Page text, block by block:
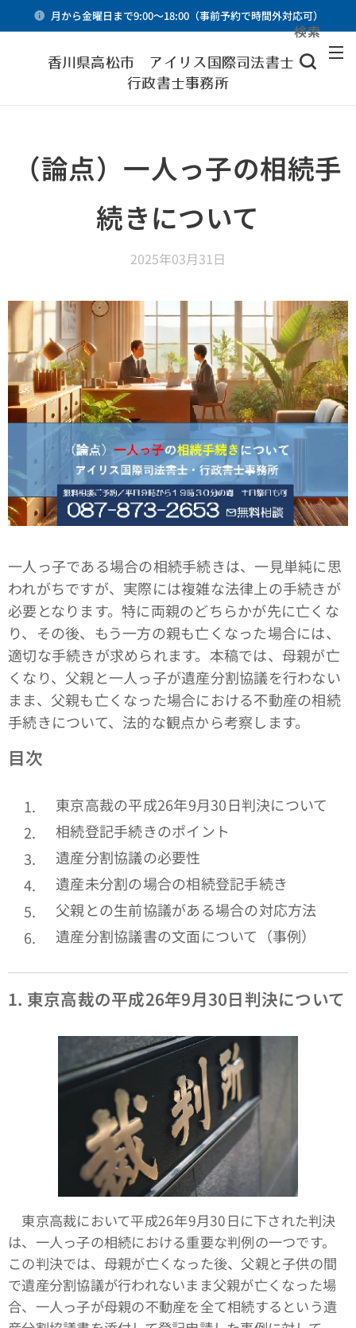
月から金曜日まで9:00～18:00（事前予約で時間外対応可）
香川県高松市 アイリス国際司法書士・
行政書士事務所
検索
（論点）一人っ子の相続手
続きについて
2025年03月31日
一人っ子である場合の相続手続きは、一見単純に思
われがちですが、実際には複雑な法律上の手続きが
必要となります。特に両親のどちらかが先に亡くな
り、その後、もう一方の親も亡くなった場合には、
適切な手続きが求められます。本稿では、母親が亡
くなり、父親と一人っ子が遺産分割協議を行わない
まま、父親も亡くなった場合における不動産の相続
手続きについて、法的な観点から考察します。
目次
東京高裁の平成26年9月30日判決について
相続登記手続きのポイント
遺産分割協議の必要性
遺産未分割の場合の相続登記手続き
父親との生前協議がある場合の対応方法
遺産分割協議書の文面について（事例）
1. 東京高裁の平成26年9月30日判決について
東京高裁において平成26年9月30日に下された判決
は、一人っ子の相続における重要な判例の一つです。
この判決では、母親が亡くなった後、父親と子供の間
で遺産分割協議が行われないまま父親が亡くなった場
合、一人っ子が母親の不動産を全て相続するという遺